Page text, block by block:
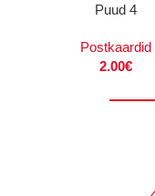
Puud 4
Postkaardid
2.00€